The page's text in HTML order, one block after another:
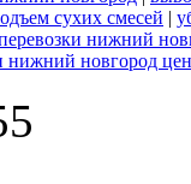
сухих смесей |
перевозки нижний
нижний новгород